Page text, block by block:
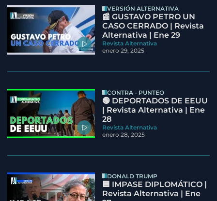
VERSIÓN ALTERNATIVA
📰 GUSTAVO PETRO UN
CASO CERRADO | Revista
Alternativa | Ene 29
Revista Alternativa
enero 29, 2025
CONTRA - PUNTEO
🟢 DEPORTADOS DE EEUU
| Revista Alternativa | Ene
28
Revista Alternativa
enero 28, 2025
DONALD TRUMP
🟦 IMPASE DIPLOMÁTICO |
Revista Alternativa | Ene